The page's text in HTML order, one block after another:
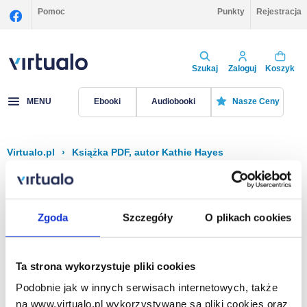
Zgoda Szczegóły O plikach cookies
Ta strona wykorzystuje pliki cookies
Podobnie jak w innych serwisach internetowych, także
na www.virtualo.pl wykorzystywane są pliki cookies oraz
Pomoc Punkty Rejestracja
Szukaj Zaloguj Koszyk
MENU Ebooki Audiobooki Nasze Ceny
Virtualo.pl › Książka PDF, autor Kathie Hayes
Filtruj Sortuj
Na stronie